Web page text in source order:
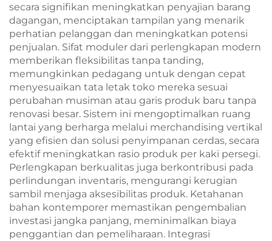
secara signifikan meningkatkan penyajian barang
dagangan, menciptakan tampilan yang menarik
perhatian pelanggan dan meningkatkan potensi
penjualan. Sifat moduler dari perlengkapan modern
memberikan fleksibilitas tanpa tanding,
memungkinkan pedagang untuk dengan cepat
menyesuaikan tata letak toko mereka sesuai
perubahan musiman atau garis produk baru tanpa
renovasi besar. Sistem ini mengoptimalkan ruang
lantai yang berharga melalui merchandising vertikal
yang efisien dan solusi penyimpanan cerdas, secara
efektif meningkatkan rasio produk per kaki persegi.
Perlengkapan berkualitas juga berkontribusi pada
perlindungan inventaris, mengurangi kerugian
sambil menjaga aksesibilitas produk. Ketahanan
bahan kontemporer memastikan pengembalian
investasi jangka panjang, meminimalkan biaya
penggantian dan pemeliharaan. Integrasi